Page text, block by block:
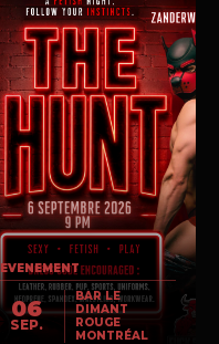
EVENEMENT
06
SEP.
BAR LE
DIMANT
ROUGE
MONTRÉAL